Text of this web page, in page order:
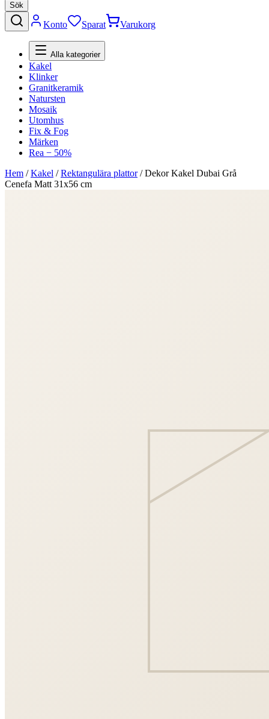
Sök
Konto Sparat Varukorg
Alla kategorier
Kakel
Klinker
Granitkeramik
Natursten
Mosaik
Utomhus
Fix & Fog
Märken
Rea − 50%
Hem /Kakel /Rektangulära plattor/Dekor Kakel Dubai Grå
Cenefa Matt 31x56 cm